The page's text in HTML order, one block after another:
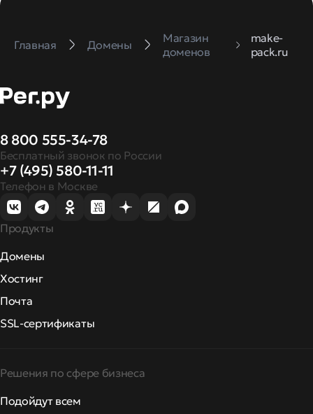
Главная Домены
Магазин
доменов
make-
pack.ru
8 800 555-34-78
Бесплатный звонок по России
+7 (495) 580-11-11
Телефон в Москве
Продукты
Домены
Хостинг
Почта
SSL-сертификаты
Решения по сфере бизнеса
Подойдут всем